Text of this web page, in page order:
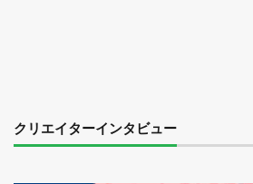
クリエイターインタビュー